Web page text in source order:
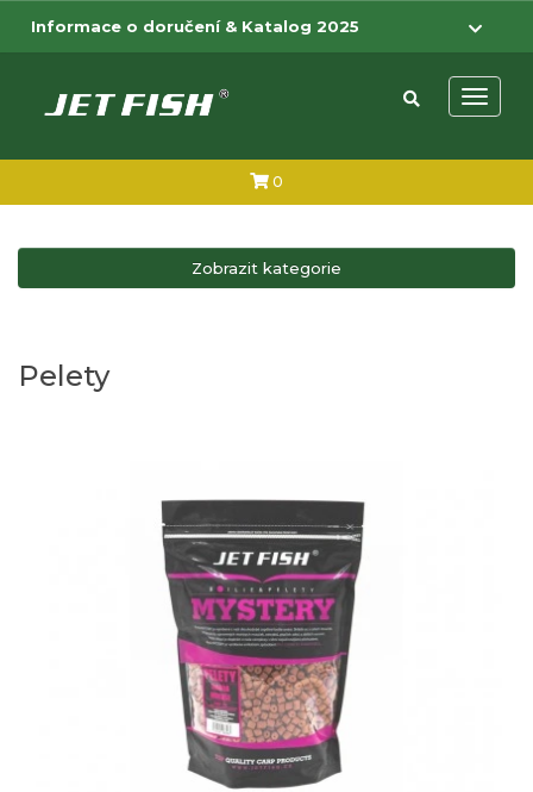
Informace o doručení & Katalog 2025
Otevřít
0
Zobrazit kategorie
Pelety